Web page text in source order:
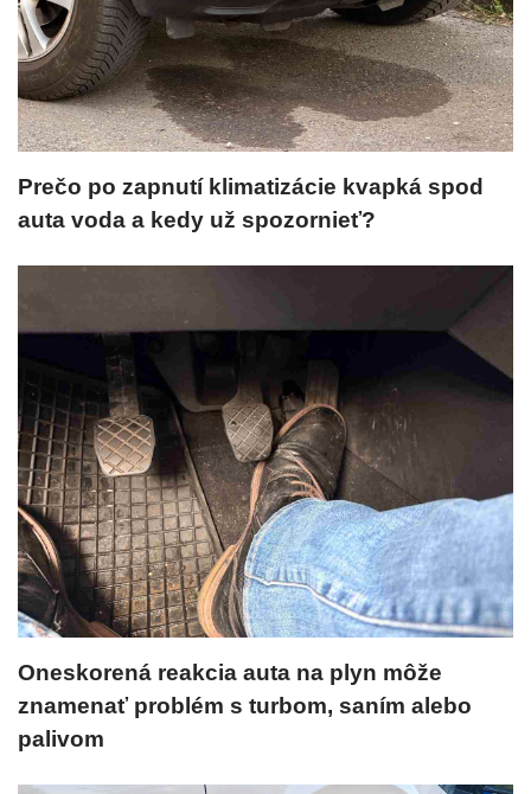
Prečo po zapnutí klimatizácie kvapká spod
auta voda a kedy už spozornieť?
Oneskorená reakcia auta na plyn môže
znamenať problém s turbom, saním alebo
palivom